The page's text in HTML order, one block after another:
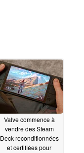
Valve commence à
vendre des Steam
Deck reconditionnées
et certifiées pour